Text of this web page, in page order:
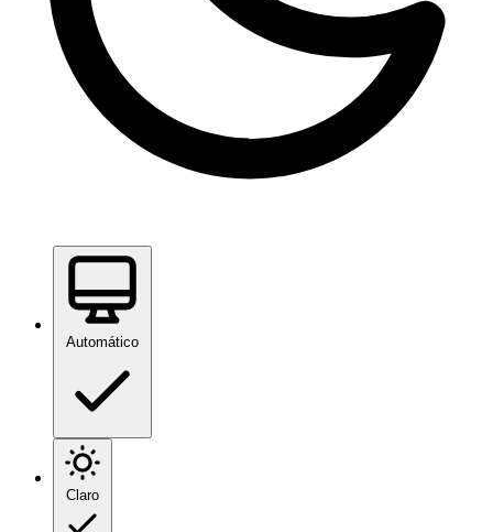
Automático
Claro